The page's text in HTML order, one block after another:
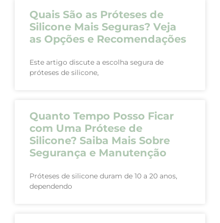
Quais São as Próteses de
Silicone Mais Seguras? Veja
as Opções e Recomendações
Este artigo discute a escolha segura de
próteses de silicone,
Quanto Tempo Posso Ficar
com Uma Prótese de
Silicone? Saiba Mais Sobre
Segurança e Manutenção
Próteses de silicone duram de 10 a 20 anos,
dependendo